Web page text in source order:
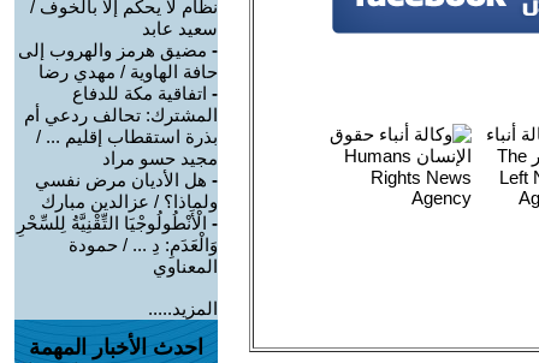
نظام لا يحكم إلا بالخوف /
سعيد عابد
- مضيق هرمز والهروب إلى
حافة الهاوية / مهدي رضا
- اتفاقية مكة للدفاع
المشترك: تحالف ردعي أم
بذرة استقطاب إقليم ... /
مجيد حسو مراد
- هل الأديان مرض نفسي
ولماذا؟ / عزالدين مبارك
- الْأَنْطُولُوجْيَا التِّقْنِيَّةُ لِلسِّحْرِ
وَالْعَدَمِ: دِ ... / حمودة
المعناوي
المزيد.....
احدث الأخبار المهمة